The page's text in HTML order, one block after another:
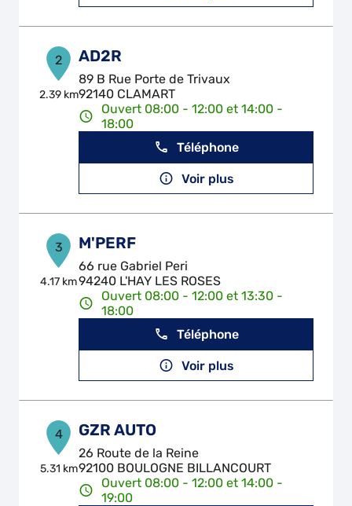
2
2.39 km
AD2R
89 B Rue Porte de Trivaux
92140 CLAMART
Ouvert 08:00 - 12:00 et 14:00 -
18:00
Téléphone
Voir plus
3
4.17 km
M'PERF
66 rue Gabriel Peri
94240 L'HAY LES ROSES
Ouvert 08:00 - 12:00 et 13:30 -
18:00
Téléphone
Voir plus
4
5.31 km
GZR AUTO
26 Route de la Reine
92100 BOULOGNE BILLANCOURT
Ouvert 08:00 - 12:00 et 14:00 -
19:00